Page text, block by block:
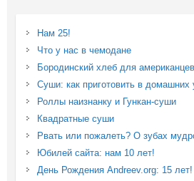
Нам 25!
Что у нас в чемодане
Бородинский хлеб для американцев
Суши: как приготовить в домашних
Роллы наизнанку и Гункан-суши
Квадратные суши
Рвать или пожалеть? О зубах
Юбилей сайта: нам 10 лет!
День Рождения Andreev.org: 15 лет!